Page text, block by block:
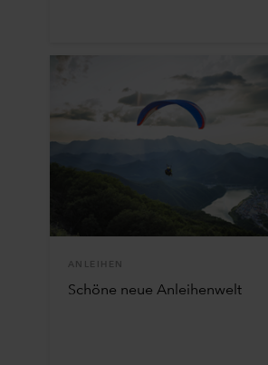
ANLEIHEN
Schöne neue Anleihenwelt